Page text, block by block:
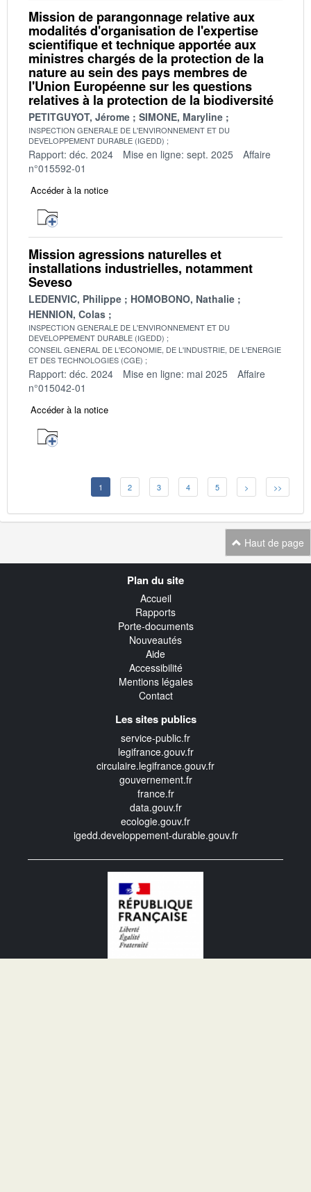
Mission de parangonnage relative aux
modalités d'organisation de l'expertise
scientifique et technique apportée aux
ministres chargés de la protection de la
nature au sein des pays membres de
l'Union Européenne sur les questions
relatives à la protection de la biodiversité
PETITGUYOT, Jérome SIMONE, Maryline
INSPECTION GENERALE DE L'ENVIRONNEMENT ET DU
DEVELOPPEMENT DURABLE (IGEDD)
Rapport: déc. 2024 Mise en ligne: sept. 2025
Affaire
n°015592-01
Accéder à la notice
Mission agressions naturelles et
installations industrielles, notamment
Seveso
LEDENVIC, Philippe
HOMOBONO, Nathalie
HENNION, Colas
INSPECTION GENERALE DE L'ENVIRONNEMENT ET DU
DEVELOPPEMENT DURABLE (IGEDD)
CONSEIL GENERAL DE L'ECONOMIE, DE L'INDUSTRIE, DE L'ENERGIE
ET DES TECHNOLOGIES (CGE)
Rapport: déc. 2024 Mise en ligne: mai 2025
Affaire
n°015042-01
Accéder à la notice
1 2 3 4 5 > >>
Haut de page
Plan du site
Accueil
Rapports
Porte-documents
Nouveautés
Aide
Accessibilité
Mentions légales
Contact
Les sites publics
service-public.fr
legifrance.gouv.fr
circulaire.legifrance.gouv.fr
gouvernement.fr
france.fr
data.gouv.fr
ecologie.gouv.fr
igedd.developpement-durable.gouv.fr